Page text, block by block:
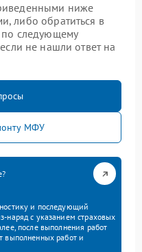
ниже
либо обратиться в
по следующему
если не нашли ответ на
МФУ
и последующий
наряд с указанием страховых
после выполнения работ
выполненных работ и